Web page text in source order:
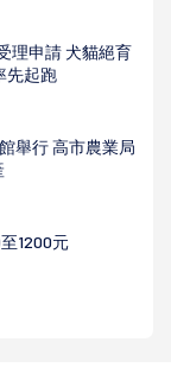
理申請 犬貓絕育
先起跑
舉行 高市農業局
1200元